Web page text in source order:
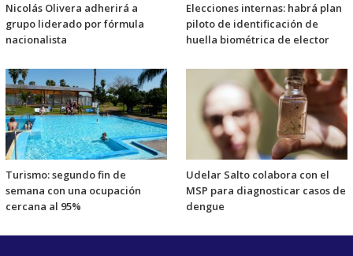
Nicolás Olivera adherirá a
grupo liderado por fórmula
nacionalista
Elecciones internas: habrá plan
piloto de identificación de
huella biométrica de elector
Turismo: segundo fin de
semana con una ocupación
cercana al 95%
Udelar Salto colabora con el
MSP para diagnosticar casos de
dengue